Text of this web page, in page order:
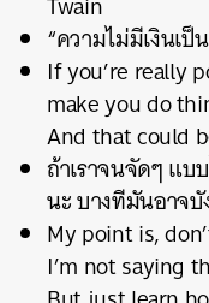
“ความไม่มีเงินเ
If you’re really
make you do
And that could
ถ้าเราจนจัดๆ แบ
นะ บางทีมันอาจบั
My point is,
I’m not saying